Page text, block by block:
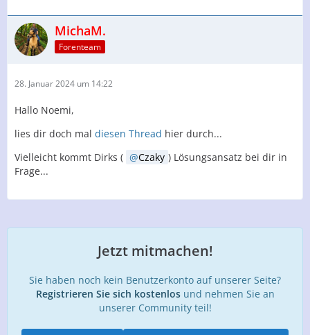
MichaM.
Forenteam
28. Januar 2024 um 14:22
Hallo Noemi,
lies dir doch mal diesen Thread hier durch...
Vielleicht kommt Dirks (
Czaky ) Lösungsansatz bei dir in
Frage...
Jetzt mitmachen!
Sie haben noch kein Benutzerkonto auf unserer Seite?
Registrieren Sie sich kostenlosund nehmen Sie an
unserer Community teil!